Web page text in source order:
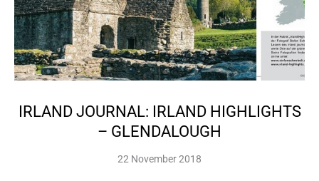
IRLAND JOURNAL: IRLAND HIGHLIGHTS
– GLENDALOUGH
22 November 2018